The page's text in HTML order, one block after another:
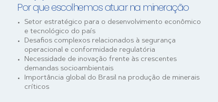
Por que escolhemos atuar na mineração
Setor estratégico para o desenvolvimento econômico
e tecnológico do país
Desafios complexos relacionados à segurança
operacional e conformidade regulatória
Necessidade de inovação frente às crescentes
demandas socioambientais
Importância global do Brasil na produção de minerais
críticos